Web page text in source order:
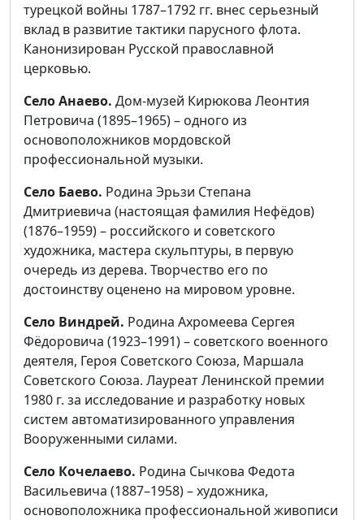
турецкой войны 1787–1792 гг. внес серьезный
вклад в развитие тактики парусного флота.
Канонизирован Русской православной
церковью.
Село Анаево. Дом-музей Кирюкова Леонтия
Петровича (1895–1965) – одного из
основоположников мордовской
профессиональной музыки.
Село Баево. Родина Эрьзи Степана
Дмитриевича (настоящая фамилия Нефёдов)
(1876–1959) – российского и советского
художника, мастера скульптуры, в первую
очередь из дерева. Творчество его по
достоинству оценено на мировом уровне.
Село Виндрей. Родина Ахромеева Сергея
Фёдоровича (1923–1991) – советского военного
деятеля, Героя Советского Союза, Маршала
Советского Союза. Лауреат Ленинской премии
1980 г. за исследование и разработку новых
систем автоматизированного управления
Вооруженными силами.
Село Кочелаево. Родина Сычкова Федота
Васильевича (1887–1958) – художника,
основоположника профессиональной живописи